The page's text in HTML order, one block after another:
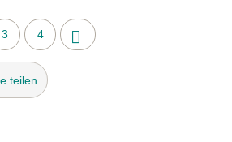
3 4
teilen